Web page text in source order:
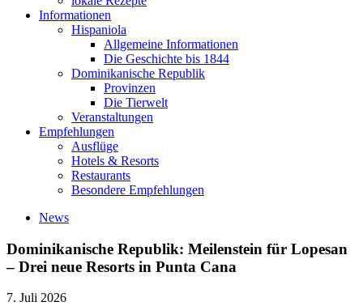
Informationen
Hispaniola
Allgemeine Informationen
Die Geschichte bis 1844
Dominikanische Republik
Provinzen
Die Tierwelt
Veranstaltungen
Empfehlungen
Ausflüge
Hotels & Resorts
Restaurants
Besondere Empfehlungen
News
Dominikanische Republik: Meilenstein für Lopesan
– Drei neue Resorts in Punta Cana
7. Juli 2026